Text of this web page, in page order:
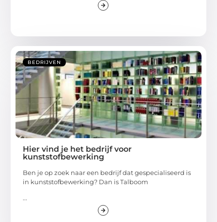
BEDRIJVEN
Hier vind je het bedrijf voor
kunststofbewerking
Ben je op zoek naar een bedrijf dat gespecialiseerd is
in kunststofbewerking? Dan is Talboom
...